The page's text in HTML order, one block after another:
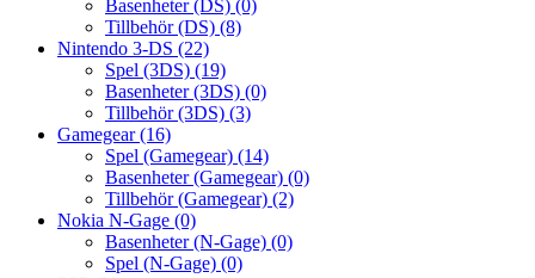
Basenheter (DS) (0)
Tillbehör (DS) (8)
Nintendo 3-DS (22)
Spel (3DS) (19)
Basenheter (3DS) (0)
Tillbehör (3DS) (3)
Gamegear(16)
Spel (Gamegear) (14)
Basenheter (Gamegear) (0)
Tillbehör (Gamegear) (2)
Nokia N-Gage (0)
Basenheter (N-Gage) (0)
Spel (N-Gage) (0)